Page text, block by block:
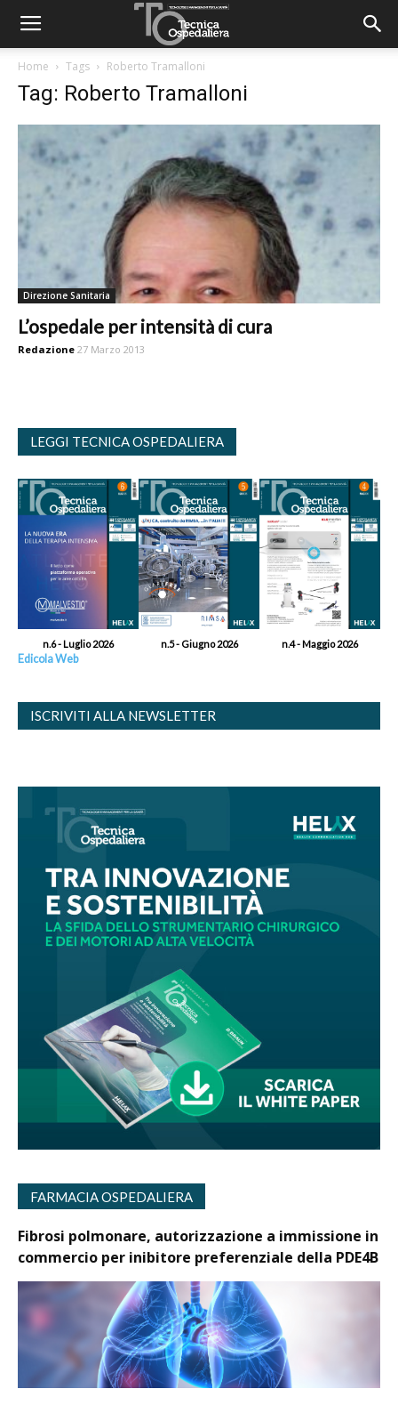
Home Tags Roberto Tramalloni
Tag: Roberto Tramalloni
Direzione Sanitaria
L’ospedale per intensità di cura
Redazione 27 Marzo 2013
LEGGI TECNICA OSPEDALIERA
n.6 - Luglio 2026 n.5 - Giugno 2026 n.4 - Maggio 2026
Edicola Web
ISCRIVITI ALLA NEWSLETTER
FARMACIA OSPEDALIERA
Fibrosi polmonare, autorizzazione a immissione in
commercio per inibitore preferenziale della PDE4B